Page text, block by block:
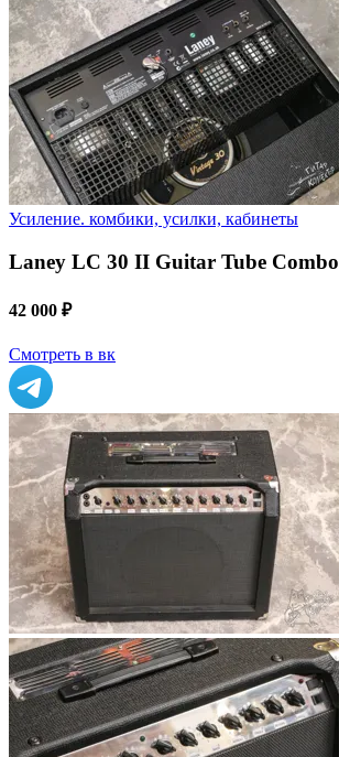
Усиление. комбики, усилки, кабинеты
Laney LC 30 II Guitar Tube Combo
42 000 ₽
Смотреть в вк